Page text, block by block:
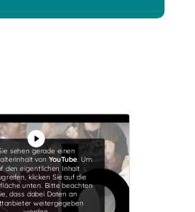
sehen gerade einen
von YouTube. Um
den eigentlichen Inhalt
klicken Sie auf die
unten. Bitte beachten
dass dabei Daten an
weitergegeben